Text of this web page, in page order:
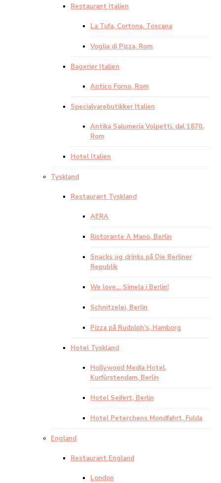
Restaurant Italien
La Tufa, Cortona, Toscana
Voglia di Pizza, Rom
Bagerier Italien
Antico Forno, Rom
Specialvarebutikker Italien
Antika Salumeria Volpetti, dal 1870,
Rom
Hotel Italien
Tyskland
Restaurant Tyskland
AERA
Ristorante A Mano, Berlin
Snacks og drinks på Die Berliner
Republik
We love… Simela i Berlin!
Schnitzelei, Berlin
Pizza på Rudolph’s, Hamborg
Hotel Tyskland
Hollywood Media Hotel,
Kurfürstendam, Berlin
Hotel Seifert, Berlin
Hotel Peterchens Mondfahrt, Fulda
England
Restaurant England
London